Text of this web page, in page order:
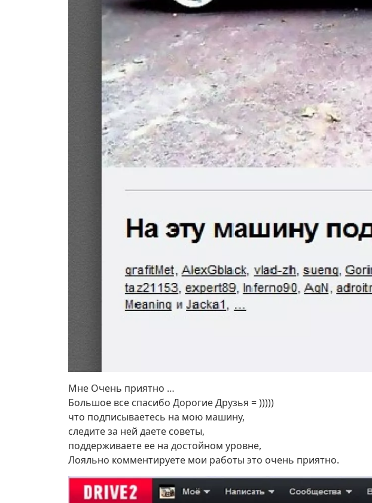
Мне Очень приятно …
Большое все спасибо Дорогие Друзья = )))))
что подписываетесь на мою машину,
следите за ней даете советы,
поддерживаете ее на достойном уровне,
Лояльно комментируете мои работы это очень приятно.